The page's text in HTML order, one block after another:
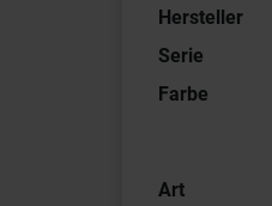
Hersteller
Serie
Farbe
Art